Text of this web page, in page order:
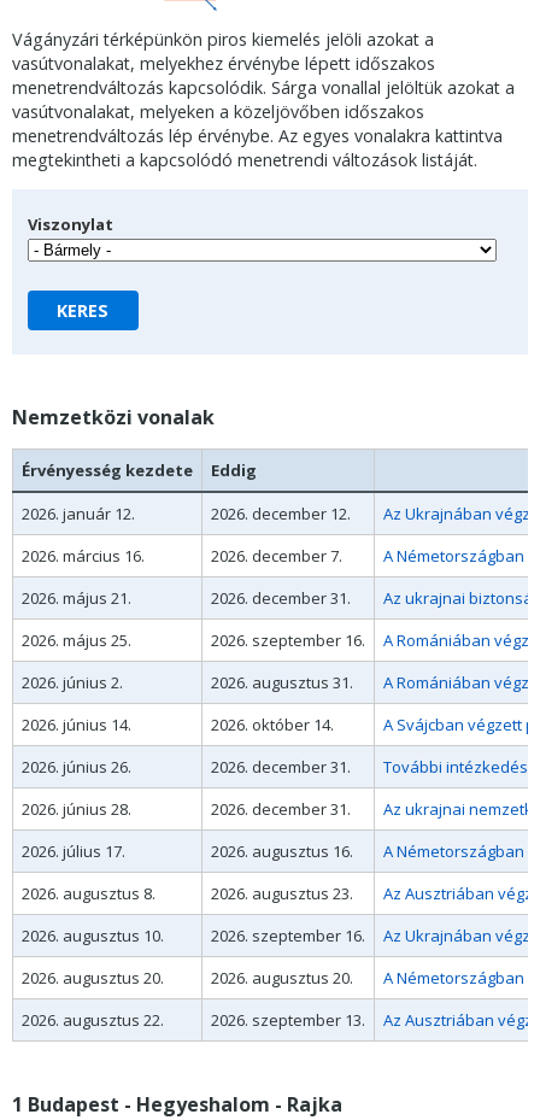
Vágányzári térképünkön piros kiemelés jelöli azokat a
vasútvonalakat, melyekhez érvénybe lépett időszakos
menetrendváltozás kapcsolódik. Sárga vonallal jelöltük azokat a
vasútvonalakat, melyeken a közeljövőben időszakos
menetrendváltozás lép érvénybe. Az egyes vonalakra kattintva
megtekintheti a kapcsolódó menetrendi változások listáját.
Viszonylat
Nemzetközi vonalak
Érvényesség kezdete
Eddig
2026. január 12.
2026. december 12.
Az Ukrajnában
2026. március 16.
2026. december 7.
A Németországban
2026. május 21.
2026. december 31.
Az ukrajnai
2026. május 25.
2026. szeptember 16.
A Romániában
2026. június 2.
2026. augusztus 31.
A Romániában
2026. június 14.
2026. október 14.
A Svájcban végzett
2026. június 26.
2026. december 31.
További
2026. június 28.
2026. december 31.
Az ukrajnai
2026. július 17.
2026. augusztus 16.
A Németországban
2026. augusztus 8.
2026. augusztus 23.
2026. augusztus 10.
2026. szeptember 16.
Az Ukrajnában
2026. augusztus 20.
2026. augusztus 20.
2026. augusztus 22.
2026. szeptember 13. Az Ausztriában
1 Budapest - Hegyeshalom - Rajka